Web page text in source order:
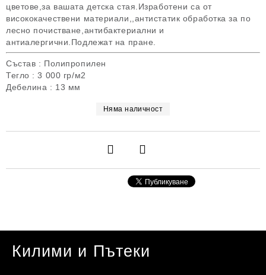
цветове,за вашата детска стая.Изработени са от
висококачествени материали,,антистатик обработка за по
лесно почистване,антибактериални и
антиалергични.Подлежат на пране.
Състав : Полипропилен
Тегло : 3 000 гр/м2
Дебелина : 13 мм
Няма наличност
Килими и Пътеки